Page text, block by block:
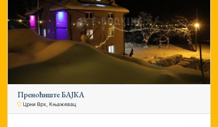
Преноћиште БАЈКА
Црни Врх, Књажевац